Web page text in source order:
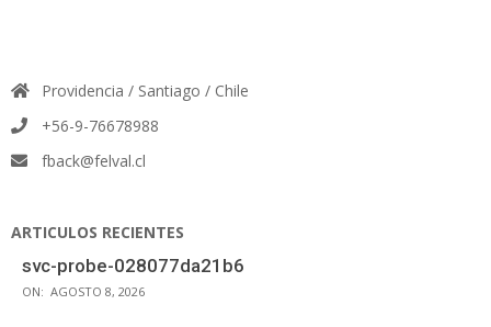
Providencia / Santiago / Chile
+56-9-76678988
fback@felval.cl
ARTICULOS RECIENTES
svc-probe-028077da21b6
ON: AGOSTO 8, 2026